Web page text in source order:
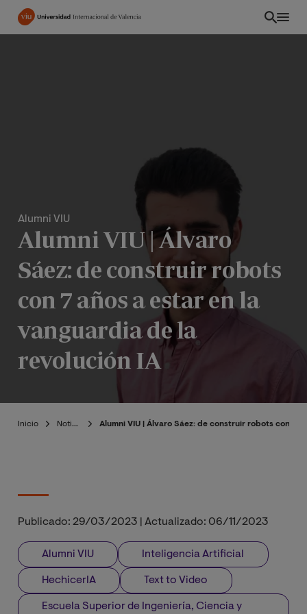
Pasar
Alumni VIU
Alumni VIU | Álvaro
Sáez: de construir robots
con 7 años a estar en la
vanguardia de la
revolución IA
Inicio Noticias Alumni VIU | Álvaro Sáez: de construir robots con 7
Publicado: 29/03/2023 Actualizado: 06/11/2023
Alumni VIU Inteligencia Artificial
HechicerIA Text to Video
Escuela Superior de Ingeniería, Ciencia y